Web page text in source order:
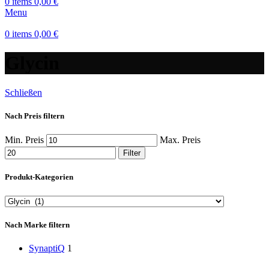
Menu
0 items 0,00 €
Schließen
Nach Preis filtern
Min. Preis Max. Preis
Filter
Produkt-Kategorien
Nach Marke filtern
SynaptiQ 1